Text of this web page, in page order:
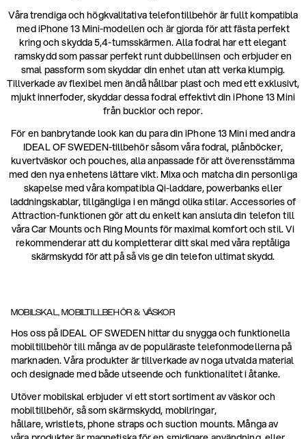
Våra trendiga och högkvalitativa telefontillbehör är fullt kompatibla
med iPhone 13 Mini-modellen och är gjorda för att fästa perfekt
kring och skydda 5,4-tumsskärmen. Alla fodral har ett elegant
ramskydd som passar perfekt runt dubbellinsen och erbjuder en
smal passform som skyddar din enhet utan att verka klumpig.
Tillverkade av flexibel men ändå hållbar plast och med ett exklusivt,
mjukt innerfoder, skyddar dessa fodral effektivt din iPhone 13 Mini
från bucklor och repor.
För en banbrytande look kan du para din iPhone 13 Mini med andra
IDEAL OF SWEDEN-tillbehör såsom våra fodral, plånböcker,
kuvertväskor och pouches, alla anpassade för att överensstämma
med den nya enhetens lättare vikt. Mixa och matcha din personliga
skapelse med våra kompatibla Qi-laddare, powerbanks eller
laddningskablar, tillgängliga i en mängd olika stilar. Accessories of
Attraction-funktionen gör att du enkelt kan ansluta din telefon till
våra Car Mounts och Ring Mounts för maximal komfort och stil. Vi
rekommenderar att du kompletterar ditt skal med våra reptåliga
skärmskydd för att på så vis ge din telefon ultimat skydd.
MOBILSKAL, MOBILTILLBEHÖR & VÄSKOR
Hos oss på IDEAL OF SWEDEN hittar du snygga och funktionella
mobiltillbehör till många av de populäraste telefonmodellerna på
marknaden. Våra produkter är tillverkade av noga utvalda material
och designade med både utseende och funktionalitet i åtanke.
Utöver mobilskal erbjuder vi ett stort sortiment av väskor och
mobiltillbehör, så som skärmskydd, mobilringar,
hållare, wristlets, phone straps och suction mounts. Många av